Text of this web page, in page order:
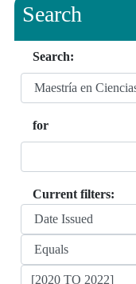
Search
Search:
for
Current filters: